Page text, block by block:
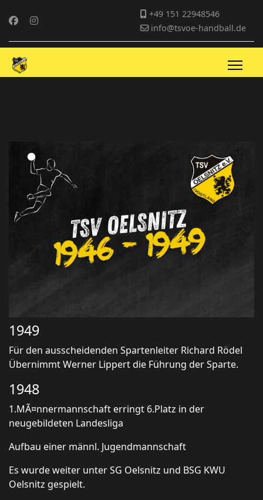
+49 151 22948546
info@tsvoe-handball.de
1949
Für den ausscheidenden Spartenleiter Richard Rödel
Übernimmt Werner Lippert die Führung der Sparte.
1948
1.MÃ¤nnermannschaft erringt 6.Platz in der
neugebildeten Landesliga
Aufbau einer männl. Jugendmannschaft
Es wurde weiter unter SG Oelsnitz und BSG KWU
Oelsnitz gespielt.